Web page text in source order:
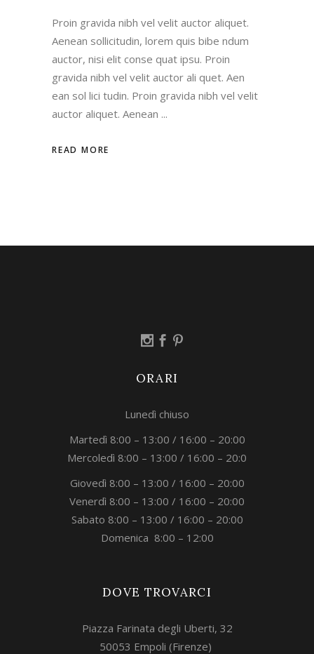
Proin gravida nibh vel velit auctor aliquet.
Aenean sollicitudin, lorem quis bibe ndum
auctor, nisi elit conse quat ipsu. Proin
gravida nibh vel velit auctor ali quet. Aen
ean sol lici tudin. Proin gravida nibh vel velit
auctor aliquet. Aenean
READ MORE
ORARI
Lunedì chiuso
Martedì 8:00 – 13:00 / 16:00 – 20:00
Mercoledì 8:00 – 13:00 / 16:00 – 20:0
Giovedì 8:00 – 13:00 / 16:00 – 20:00
Venerdì 8:00 – 13:00 / 16:00 – 20:00
Sabato 8:00 – 13:00 / 16:00 – 20:00
Domenica 8:00 – 12:00
DOVE TROVARCI
Piazza Farinata degli Uberti, 32
50053 Empoli (Firenze)